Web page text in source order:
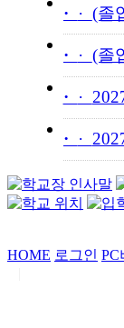
· (졸
· (졸
·
·
HOME 로그인 PC